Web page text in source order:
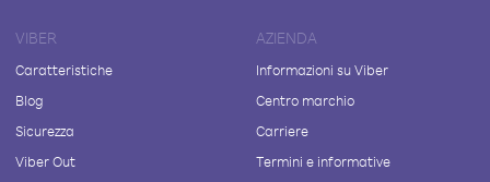
VIBER
Caratteristiche
Blog
Sicurezza
Viber Out
AZIENDA
Informazioni su Viber
Centro marchio
Carriere
Termini e informative